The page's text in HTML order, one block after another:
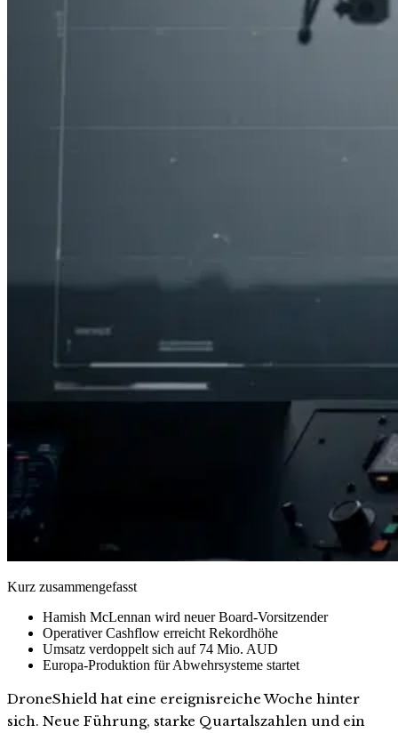
Kurz zusammengefasst
Hamish McLennan wird neuer Board-Vorsitzender
Operativer Cashflow erreicht Rekordhöhe
Umsatz verdoppelt sich auf 74 Mio. AUD
Europa-Produktion für Abwehrsysteme startet
DroneShield hat eine ereignisreiche Woche hinter
sich. Neue Führung, starke Quartalszahlen und ein